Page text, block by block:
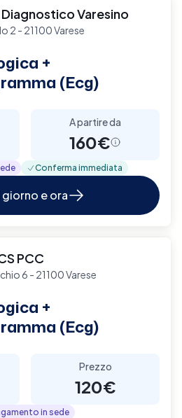
Varesino
2 - 21100 Varese
+
(Ecg)
A partire da
160€
Conferma immediata
e ora
PCC
6 - 21100 Varese
+
(Ecg)
Prezzo
120€
in sede